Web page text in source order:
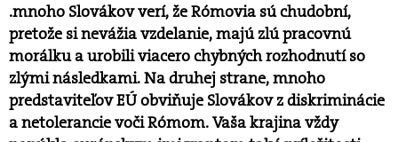
.mnoho Slovákov verí, že Rómovia sú chudobní,
pretože si nevážia vzdelanie, majú zlú pracovnú
morálku a urobili viacero chybných rozhodnutí so
zlými následkami. Na druhej strane, mnoho
predstaviteľov EÚ obviňuje Slovákov z diskriminácie
a netolerancie voči Rómom. Vaša krajina vždy